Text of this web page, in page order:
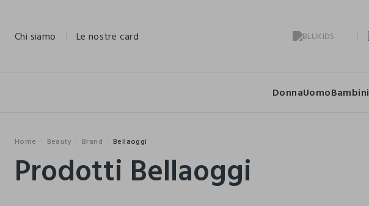
Chi siamo Le nostre card
DonnaUomoBambini
Home Beauty Brand Bellaoggi
Prodotti Bellaoggi